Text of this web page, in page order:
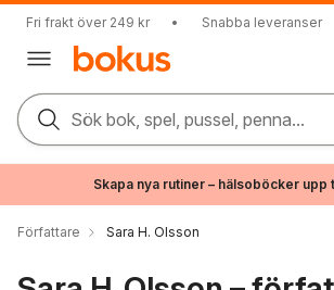
Fri frakt över 249 kr • Snabba leveranser
Sök bok, spel, pussel, penna...
Skapa nya rutiner – hälsoböcker upp
Författare Sara H. Olsson